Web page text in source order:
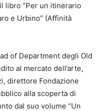
libro “Per un itinerario
e Urbino” (Affinità
of Department degli Old
al mercato dell’arte,
direttore Fondazione
alla scoperta di
dal suo volume “Un